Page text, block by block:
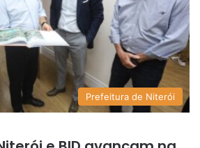
Prefeitura de Niterói